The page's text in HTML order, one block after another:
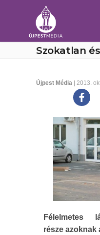
Szokatlan
Újpest Média | 2013.
Félelmetes
része azoknak